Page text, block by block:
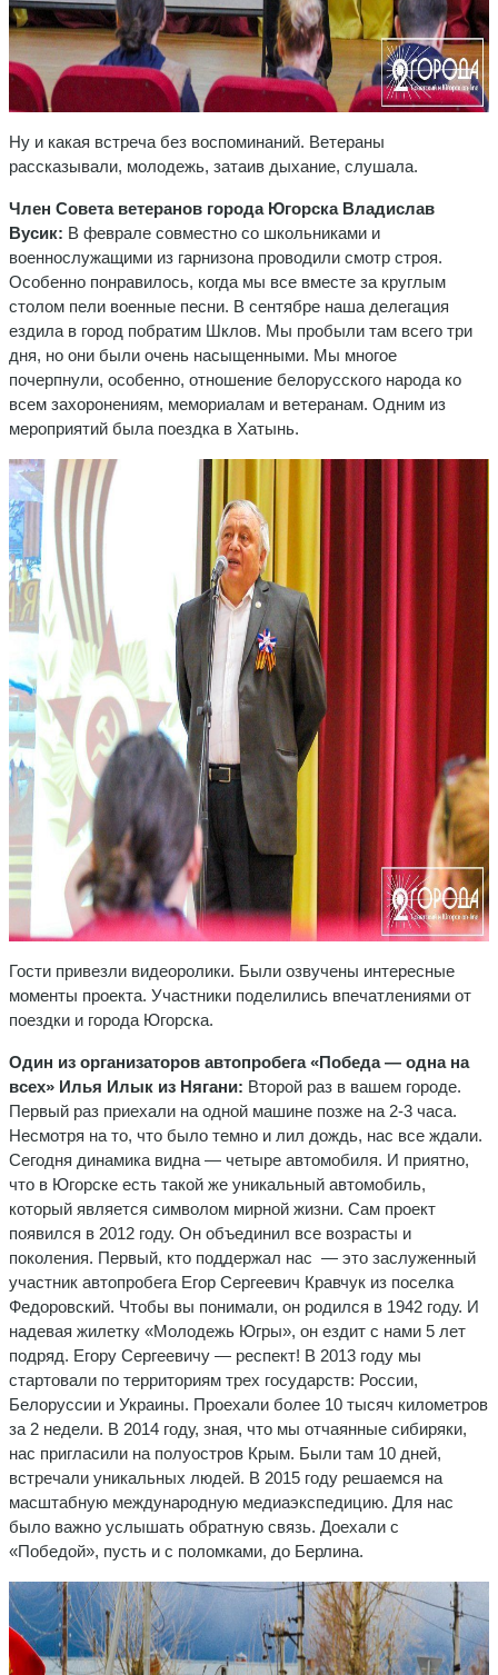
Ну и какая встреча без воспоминаний. Ветераны
рассказывали, молодежь, затаив дыхание, слушала.
Член Совета ветеранов города Югорска Владислав
Вусик: В феврале совместно со школьниками и
военнослужащими из гарнизона проводили смотр строя.
Особенно понравилось, когда мы все вместе за круглым
столом пели военные песни. В сентябре наша делегация
ездила в город побратим Шклов. Мы пробыли там всего три
дня, но они были очень насыщенными. Мы многое
почерпнули, особенно, отношение белорусского народа ко
всем захоронениям, мемориалам и ветеранам. Одним из
мероприятий была поездка в Хатынь.
Гости привезли видеоролики. Были озвучены интересные
моменты проекта. Участники поделились впечатлениями от
поездки и города Югорска.
Один из организаторов автопробега «Победа — одна на
всех» Илья Илык из Нягани: Второй раз в вашем городе.
Первый раз приехали на одной машине позже на 2-3 часа.
Несмотря на то, что было темно и лил дождь, нас все ждали.
Сегодня динамика видна — четыре автомобиля. И приятно,
что в Югорске есть такой же уникальный автомобиль,
который является символом мирной жизни. Сам проект
появился в 2012 году. Он объединил все возрасты и
поколения. Первый, кто поддержал нас — это заслуженный
участник автопробега Егор Сергеевич Кравчук из поселка
Федоровский. Чтобы вы понимали, он родился в 1942 году. И
надевая жилетку «Молодежь Югры», он ездит с нами 5 лет
подряд. Егору Сергеевичу — респект! В 2013 году мы
стартовали по территориям трех государств: России,
Белоруссии и Украины. Проехали более 10 тысяч километров
за 2 недели. В 2014 году, зная, что мы отчаянные сибиряки,
нас пригласили на полуостров Крым. Были там 10 дней,
встречали уникальных людей. В 2015 году решаемся на
масштабную международную медиаэкспедицию. Для нас
было важно услышать обратную связь. Доехали с
«Победой», пусть и с поломками, до Берлина.